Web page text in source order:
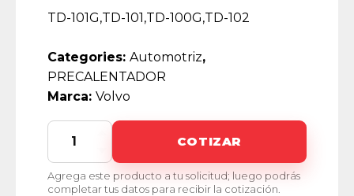
TD-101G,TD-101,TD-100G,TD-102
Categories: Automotriz,
PRECALENTADOR
Marca: Volvo
30100
quantity
COTIZAR
Agrega este producto a tu solicitud; luego podrás
completar tus datos para recibir la cotización.